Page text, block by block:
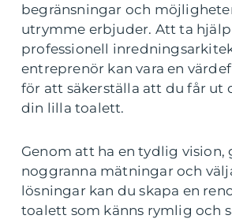
begränsningar och
utrymme erbjuder. Att ta hjälp
professionell
entreprenör kan vara en
för att säkerställa att du får ut
din lilla toalett.
Genom att ha en tydlig vision,
noggranna mätningar och
lösningar kan du skapa en
toalett som känns rymlig och